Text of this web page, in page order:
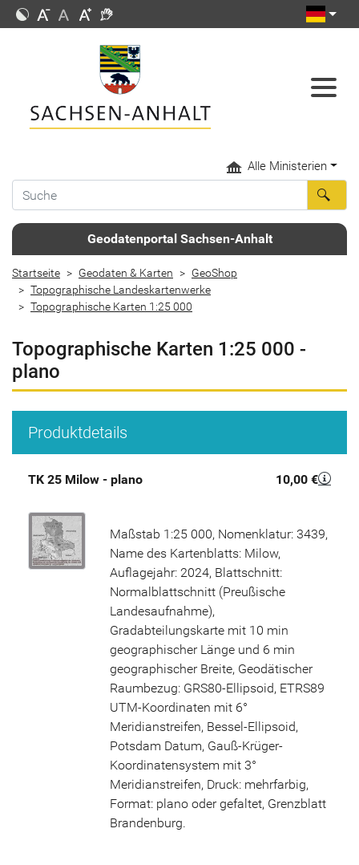
Alle Ministerien
Geodatenportal Sachsen-Anhalt
Startseite Geodaten & Karten
GeoShop
Topographische Landeskartenwerke
Topographische Karten 1:25 000
Topographische Karten 1:25 000 -
plano
Produktdetails
TK 25 Milow - plano 10,00 €
Maßstab 1:25 000, Nomenklatur: 3439,
Name des Kartenblatts: Milow,
Auflagejahr: 2024, Blattschnitt:
Normalblattschnitt (Preußische
Landesaufnahme),
Gradabteilungskarte mit 10 min
geographischer Länge und 6 min
geographischer Breite, Geodätischer
Raumbezug: GRS80-Ellipsoid, ETRS89
UTM-Koordinaten mit 6°
Meridianstreifen, Bessel-Ellipsoid,
Potsdam Datum, Gauß-Krüger-
Koordinatensystem mit 3°
Meridianstreifen, Druck: mehrfarbig,
Format: plano oder gefaltet, Grenzblatt
Brandenburg.